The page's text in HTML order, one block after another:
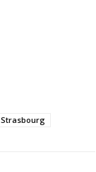
Strasbourg